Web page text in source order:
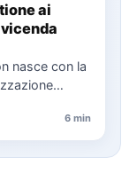
ai
nasce con la
6 min